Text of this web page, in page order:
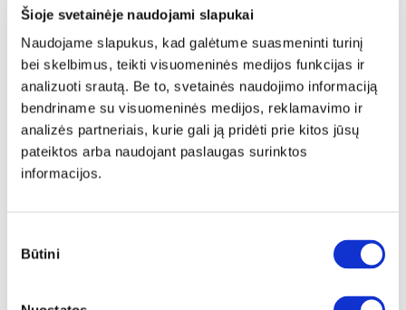
Šioje svetainėje naudojami slapukai
Naudojame slapukus, kad galėtume suasmeninti turinį
bei skelbimus, teikti visuomeninės medijos funkcijas ir
analizuoti srautą. Be to, svetainės naudojimo informaciją
bendriname su visuomeninės medijos, reklamavimo ir
analizės partneriais, kurie gali ją pridėti prie kitos jūsų
pateiktos arba naudojant paslaugas surinktos
informacijos.
pasirinkimas
Būtini
NAUJIENA YRA SANDĖLYJE
ELVANTO apvalių staliukų komplektas (2 vnt.) (1/7 White Marble Gloss)
Staliukas: A:45cm P:70cmG:70cm
Staliukas:
A:38cmP: 50cmG: 50cm
Kaina:
119€